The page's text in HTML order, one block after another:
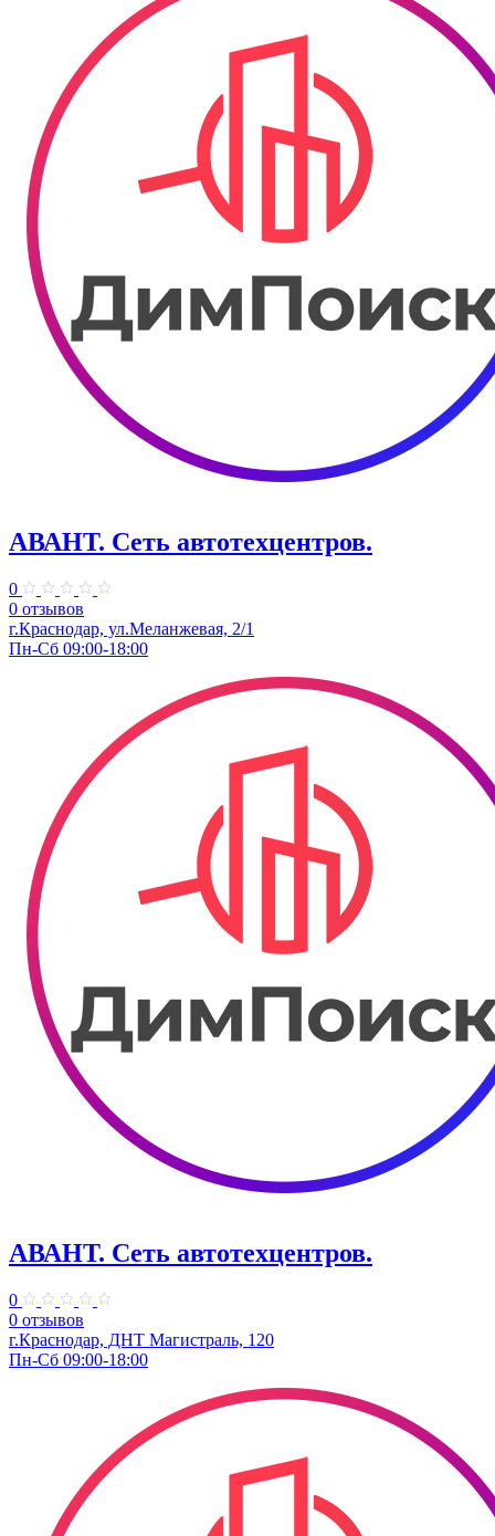
АВАНТ. ​Сеть автотехцентров.
0
0 отзывов
​г.Краснодар, ул.Меланжевая, 2/1
Пн-Сб 09:00-18:00
АВАНТ. ​Сеть автотехцентров.
0
0 отзывов
г.Краснодар, ​ДНТ Магистраль, 120
Пн-Сб 09:00-18:00